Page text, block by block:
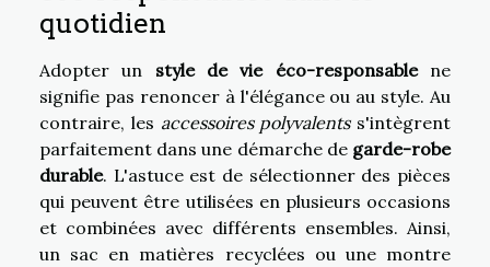
quotidien
Adopter un style de vie éco-responsablene
signifie pas renoncer à l'élégance ou au style. Au
contraire, les accessoires polyvalentss'intègrent
parfaitement dans une démarche de garde-robe
durable. L'astuce est de sélectionner des pièces
qui peuvent être utilisées en plusieurs occasions
et combinées avec différents ensembles. Ainsi,
un sac en matières recyclées ou une montre